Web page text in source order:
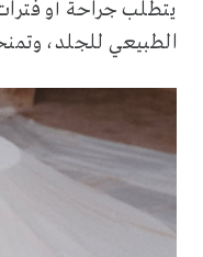
يتطلب جراحة أو
الطبيعي للجلد،